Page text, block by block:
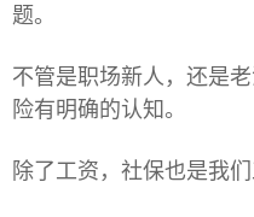
题。
不管是职场新人，还是
险有明确的认知。
除了工资，社保也是我